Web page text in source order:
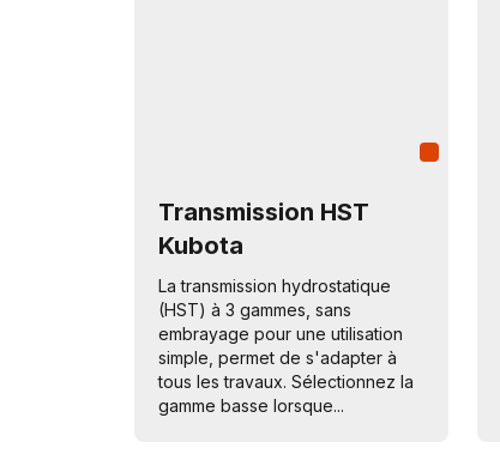
Transmission HST
Kubota
La transmission hydrostatique
(HST) à 3 gammes, sans
embrayage pour une utilisation
simple, permet de s'adapter à
tous les travaux. Sélectionnez la
gamme basse lorsque...